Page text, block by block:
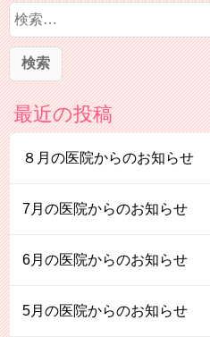
検
索
最近の投稿
８月の医院からのお知らせ
7月の医院からのお知らせ
6月の医院からのお知らせ
5月の医院からのお知らせ